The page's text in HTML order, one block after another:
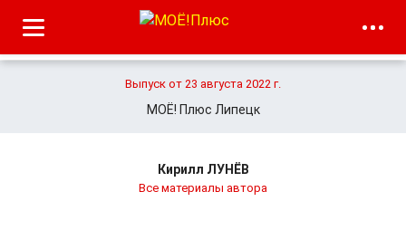
Выпуск от 23 августа 2022 г.
МОЁ! Плюс Липецк
Кирилл ЛУНЁВ
Все материалы автора